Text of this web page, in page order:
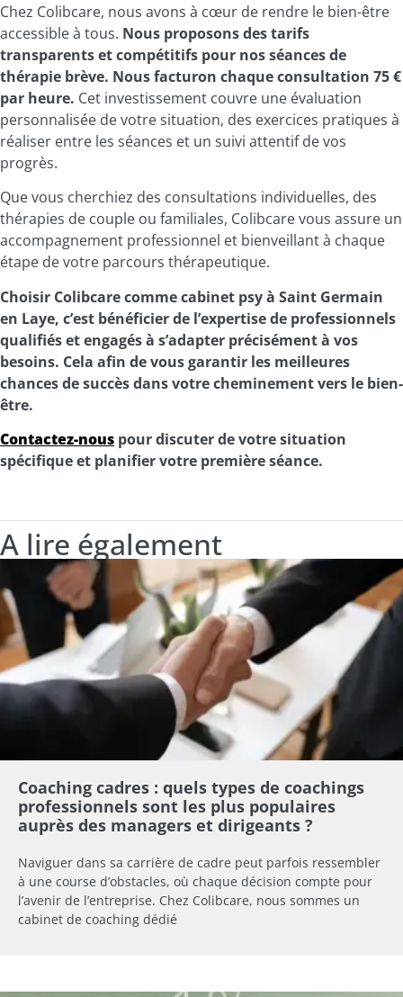
Chez Colibcare, nous avons à cœur de rendre le bien-être
accessible à tous. Nous proposons des tarifs
transparents et compétitifs pour nos séances de
thérapie brève. Nous facturon chaque consultation 75 €
par heure. Cet investissement couvre une évaluation
personnalisée de votre situation, des exercices pratiques à
réaliser entre les séances et un suivi attentif de vos
progrès.
Que vous cherchiez des consultations individuelles, des
thérapies de couple ou familiales, Colibcare vous assure un
accompagnement professionnel et bienveillant à chaque
étape de votre parcours thérapeutique.
Choisir Colibcare comme cabinet psy à Saint Germain
en Laye, c’est bénéficier de l’expertise de professionnels
qualifiés et engagés à s’adapter précisément à vos
besoins. Cela afin de vous garantir les meilleures
chances de succès dans votre cheminement vers le bien-
être.
Contactez-nous pour discuter de votre situation
spécifique et planifier votre première séance.
A lire également
Coaching cadres : quels types de coachings
professionnels sont les plus populaires
auprès des managers et dirigeants ?
Naviguer dans sa carrière de cadre peut parfois ressembler
à une course d’obstacles, où chaque décision compte pour
l’avenir de l’entreprise. Chez Colibcare, nous sommes un
cabinet de coaching dédié